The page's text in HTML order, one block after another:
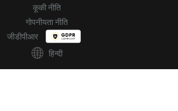
कूकी नीति
गोपनीयता नीति
जीडीपीआर
हिन्दी